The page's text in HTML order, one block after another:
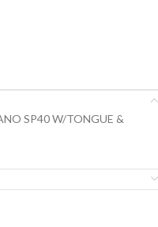
SP40 W/TONGUE &